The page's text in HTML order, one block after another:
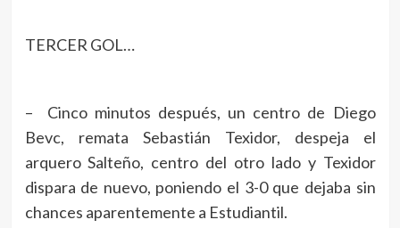
TERCER GOL…
– Cinco minutos después, un centro de Diego
Bevc, remata Sebastián Texidor, despeja el
arquero Salteño, centro del otro lado y Texidor
dispara de nuevo, poniendo el 3-0 que dejaba sin
chances aparentemente a Estudiantil.